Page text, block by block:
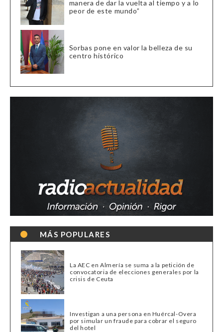
manera de dar la vuelta al tiempo y a lo
peor de este mundo”
Sorbas pone en valor la belleza de su
centro histórico
MÁS POPULARES
La AEC en Almería se suma a la petición de
convocatoria de elecciones generales por la
crisis de Ceuta
Investigan a una persona en Huércal-Overa
por simular un fraude para cobrar el seguro
del hotel